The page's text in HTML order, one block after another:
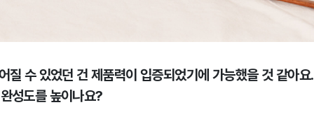
질 수 있었던 건 제품력이 입증되었기에 가능했을 것 같아
성도를 높이나요?